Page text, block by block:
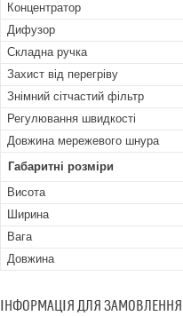
Концентратор
Дифузор
Складна ручка
Захист від перегріву
Знімний сітчастий фільтр
Регулювання швидкості
Довжина мережевого шнура
Габаритні розміри
Висота
Ширина
Вага
Довжина
ІНФОРМАЦІЯ ДЛЯ ЗАМОВЛЕННЯ